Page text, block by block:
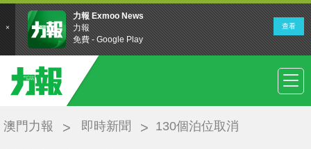
澳門力報 即時新聞 130個泊位取消